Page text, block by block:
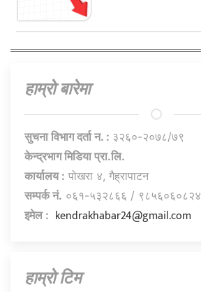
हाम्राे बारेमा
सुचना विभाग दर्ता न. : ३२६०-२०७८/७९
केन्द्रभाग मिडिया प्रा.लि.
कार्यालय : पोखरा ४, गैह्रापाटन
सम्पर्क नं. ०६१-५३२८६६ / ९८५६०६०८२४
इमेल : kendrakhabar24@gmail.com
हाम्राे टिम